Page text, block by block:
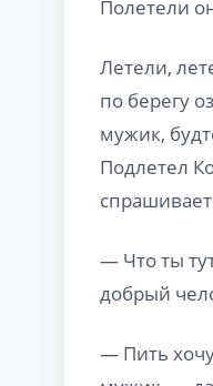
Полетели
Летели,
по берегу
мужик,
Подлетел
— Что ты
добрый
— Пить